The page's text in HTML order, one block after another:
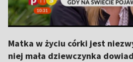
Matka w życiu córki jest
niej mała dziewczynka